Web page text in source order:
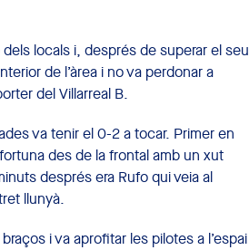
locals i, després de superar el seu
de l’àrea i no va perdonar a
del Villarreal B.
va tenir el 0-2 a tocar. Primer en
des de la frontal amb un xut
després era Rufo qui veia al
llunyà.
i va aprofitar les pilotes a l’espai